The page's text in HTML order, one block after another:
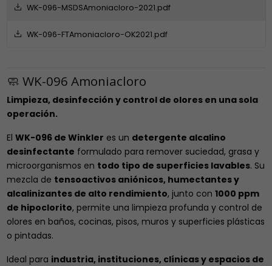
WK-096-MSDSAmoniacloro-2021.pdf
WK-096-FTAmoniacloro-OK2021.pdf
🧼 WK-096 Amoniacloro
Limpieza, desinfección y control de olores en una sola
operación.
El WK-096 de Winkler es un detergente alcalino
desinfectante formulado para remover suciedad, grasa y
microorganismos en todo tipo de superficies lavables. Su
mezcla de tensoactivos aniónicos, humectantes y
alcalinizantes de alto rendimiento, junto con 1000 ppm
de hipoclorito, permite una limpieza profunda y control de
olores en baños, cocinas, pisos, muros y superficies plásticas
o pintadas.
Ideal para industria, instituciones, clínicas y espacios de